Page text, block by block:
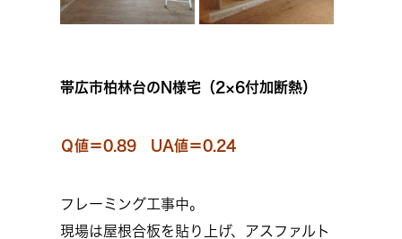
帯広市柏林台のN様宅（2×6付加断熱）
Ｑ値＝0.89 UA値＝0.24
フレーミング工事中。
現場は屋根合板を貼り上げ、アスファルト